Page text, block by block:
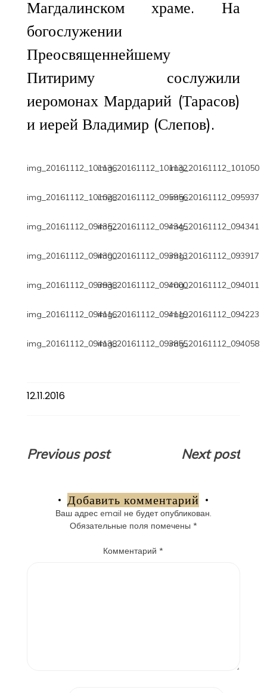
Магдалинском храме. На
богослужении
Преосвященнейшему
Питириму сослужили
иеромонах Мардарий (Тарасов)
и иерей Владимир (Слепов).
img_20161112_101136img_20161112_101132img_20161112_101050
img_20161112_101028img_20161112_095956img_20161112_095937
img_20161112_094352img_20161112_094345img_20161112_094341
img_20161112_094300img_20161112_093913img_20161112_093917
img_20161112_093938img_20161112_094000img_20161112_094011
img_20161112_094116img_20161112_094119img_20161112_094223
img_20161112_094138img_20161112_093855img_20161112_094058
12.11.2016
Навигация
записям
Previous post Next post
Добавить комментарий
Ваш адрес email не будет опубликован.
Обязательные поля помечены *
Комментарий*